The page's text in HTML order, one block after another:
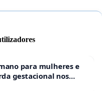
para mulheres e
gestacional nos